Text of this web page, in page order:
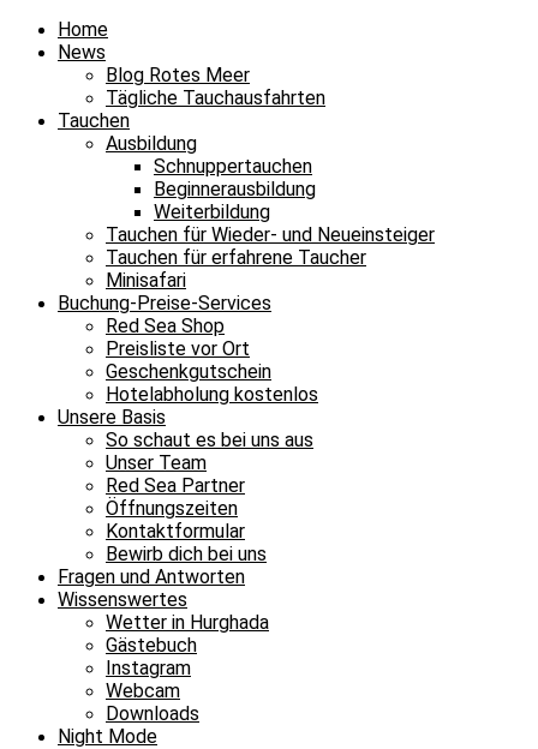
Home
News
Blog Rotes Meer
Tägliche Tauchausfahrten
Tauchen
Ausbildung
Schnuppertauchen
Beginnerausbildung
Weiterbildung
Tauchen für Wieder- und Neueinsteiger
Tauchen für erfahrene Taucher
Minisafari
Buchung-Preise-Services
Red Sea Shop
Preisliste vor Ort
Geschenkgutschein
Hotelabholung kostenlos
Unsere Basis
So schaut es bei uns aus
Unser Team
Red Sea Partner
Öffnungszeiten
Kontaktformular
Bewirb dich bei uns
Fragen und Antworten
Wissenswertes
Wetter in Hurghada
Gästebuch
Instagram
Webcam
Downloads
Night Mode